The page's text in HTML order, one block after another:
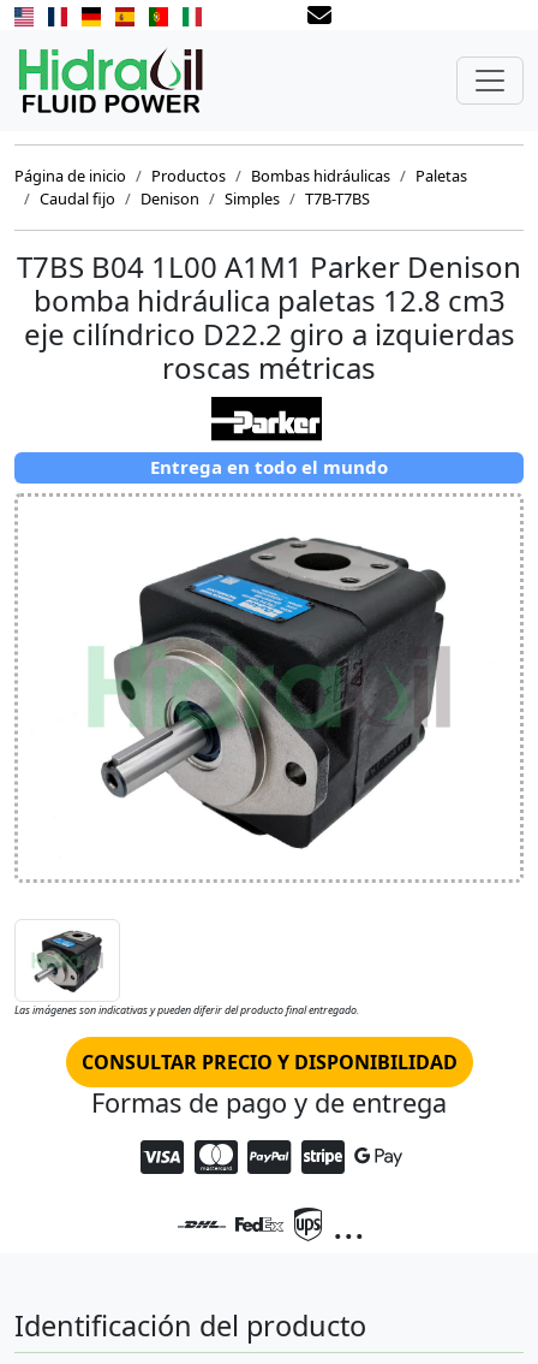
Página de inicio Productos Bombas hidráulicas
Paletas
Caudal fijo
Denison Simples T7B-T7BS
T7BS B04 1L00 A1M1 Parker Denison
bomba hidráulica paletas 12.8 cm3
eje cilíndrico D22.2 giro a izquierdas
roscas métricas
Entrega en todo el mundo
Las imágenes son indicativas y pueden diferir del producto final entregado.
CONSULTAR PRECIO Y DISPONIBILIDAD
Formas de pago y de entrega
...
Identificación del producto